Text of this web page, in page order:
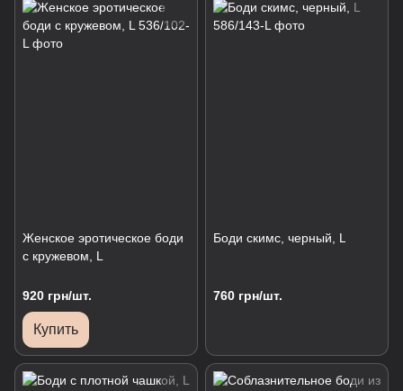
Женское эротическое боди
с кружевом, L
920 грн/шт.
Купить
Боди скимс, черный, L
760 грн/шт.